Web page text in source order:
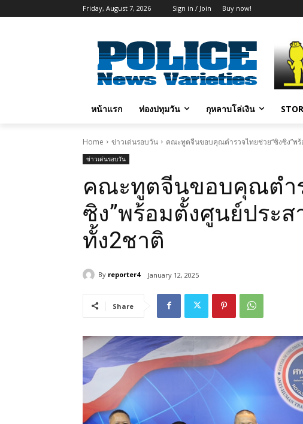
Friday, August 7, 2026 Sign in / Join Buy now!
หน้าแรก ท่องปทุมวัน กุหลาบโล่เงิน
Home ข่าวเด่นรอบวัน คณะทูตจีนขอบคุณตำรวจไทยช่วย“ซิงซิง”พ
ข่าวเด่นรอบวัน
คณะทูตจีนขอบคุณตำร
ซิง”พร้อมตั้งศูนย์ประส
ทั้ง2ชาติ
By reporter4 January 12, 2025
Share